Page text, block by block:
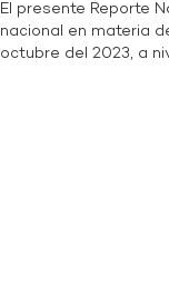
El presente Reporte
nacional en materia
octubre del 2023, a